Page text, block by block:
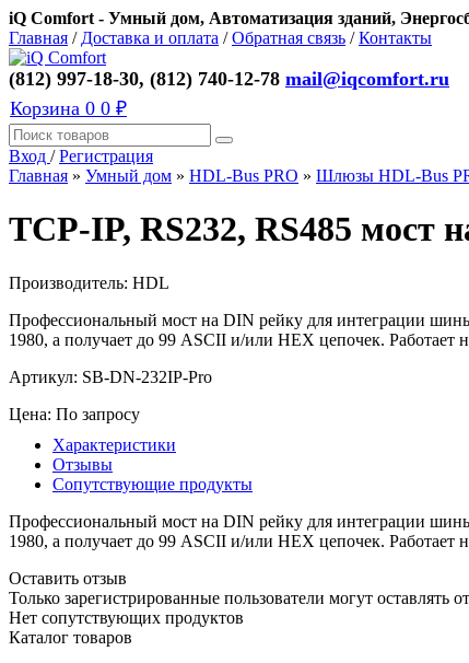
iQ Comfort - Умный дом, Автоматизация зданий,
Главная / Доставка и оплата /Обратная связь /Контакты
(812) 997-18-30, (812) 740-12-78 mail@iqcomfort.ru
Корзина 0 0 ₽
Вход /Регистрация
Главная » Умный дом » HDL-Bus PRO » Шлюзы HDL-Bus
TCP-IP, RS232, RS485 мост
Производитель: HDL
Профессиональный мост на DIN рейку для интеграции
1980, а получает до 99 ASCII и/или HEX цепочек.
Артикул: SB-DN-232IP-Pro
Цена: По запросу
Характеристики
Отзывы
Сопутствующие продукты
Профессиональный мост на DIN рейку для интеграции
1980, а получает до 99 ASCII и/или HEX цепочек.
Оставить отзыв
Только зарегистрированные пользователи могут оставлять
Нет сопутствующих продуктов
Каталог товаров